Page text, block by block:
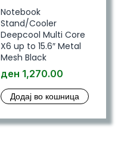
Notebook
Stand/Cooler
Deepcool Multi Core
X6 up to 15.6″ Metal
Mesh Black
ден 1,270.00
Додај во кошница